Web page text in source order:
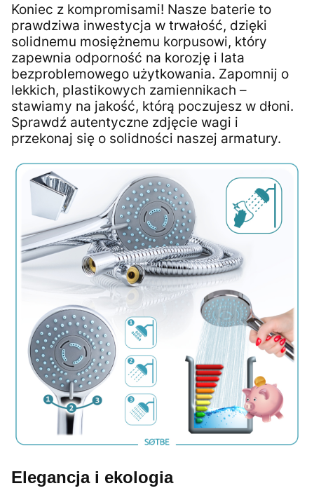
Koniec z kompromisami! Nasze baterie to
prawdziwa inwestycja w trwałość, dzięki
solidnemu mosiężnemu korpusowi, który
zapewnia odporność na korozję i lata
bezproblemowego użytkowania. Zapomnij o
lekkich, plastikowych zamiennikach –
stawiamy na jakość, którą poczujesz w dłoni.
Sprawdź autentyczne zdjęcie wagi i
przekonaj się o solidności naszej armatury.
Elegancja i ekologia